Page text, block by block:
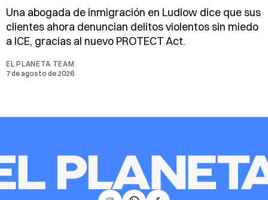
Una abogada de inmigración en Ludlow dice que sus
clientes ahora denuncian delitos violentos sin miedo
a ICE, gracias al nuevo PROTECT Act.
EL PLANETA TEAM
7 de agosto de 2026